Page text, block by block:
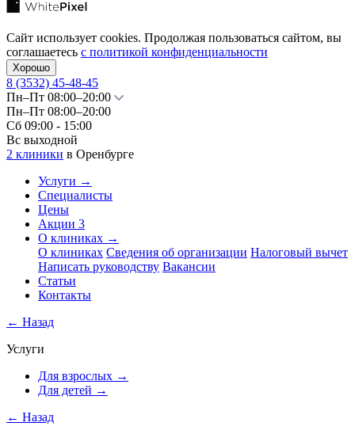
Сайт использует cookies. Продолжая пользоваться сайтом, вы
соглашаетесь с политикой конфиденциальности
Хорошо
8 (3532) 45-48-45
Пн–Пт 08:00–20:00
Пн–Пт 08:00–20:00
Сб 09:00 - 15:00
Вс выходной
2 клиники в Оренбурге
Услуги →
Специалисты
Цены
Акции 3
О клиниках →
О клиниках Сведения об организации Налоговый вычет
Написать руководству Вакансии
Статьи
Контакты
← Назад
Услуги
Для взрослых →
Для детей →
← Назад